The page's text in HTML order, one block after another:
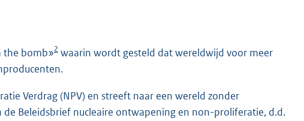
the bomb»2 waarin wordt gesteld dat wereldwijd voor meer
Verdrag (NPV) en streeft naar een wereld zonder
Beleidsbrief nucleaire ontwapening en non-proliferatie, d.d.